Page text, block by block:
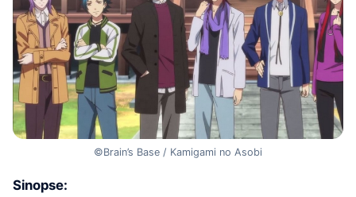
©Brain’s Base / Kamigami no Asobi
Sinopse: